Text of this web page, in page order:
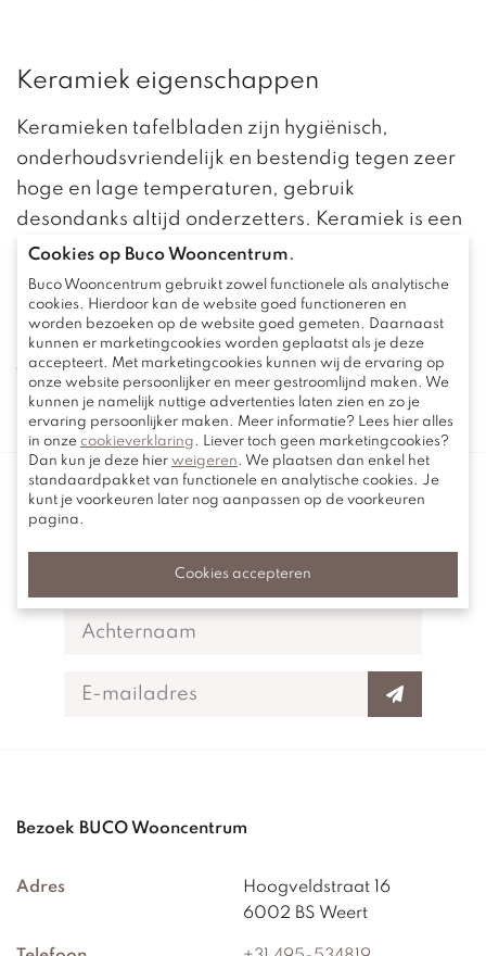
Keramiek eigenschappen
Keramieken tafelbladen zijn hygiënisch,
onderhoudsvriendelijk en bestendig tegen zeer
hoge en lage temperaturen, gebruik
desondanks altijd onderzetters. Keramiek is een
100% natuurlijk product wat betekent dat er zich
kleurverschillen, pigmentvlekken en
oneffenheden kunnen voordoen. Voor dagelijks
onderhoud is alleen een vochtige doek met
warm water of milde reinigingsmiddelen nodig.
Schrijf je in voor onze nieuwsbrief
Ontvang als eerste tips, inspiratie en
aanbiedingen in onze maandelijkse nieuwsbrief.
Bezoek BUCO Wooncentrum
Adres
Hoogveldstraat 16
6002 BS Weert
Cookies op Buco Wooncentrum.
Buco Wooncentrum gebruikt zowel functionele als analytische
cookies. Hierdoor kan de website goed functioneren en
worden bezoeken op de website goed gemeten. Daarnaast
kunnen er marketingcookies worden geplaatst als je deze
accepteert. Met marketingcookies kunnen wij de ervaring op
onze website persoonlijker en meer gestroomlijnd maken. We
kunnen je namelijk nuttige advertenties laten zien en zo je
ervaring persoonlijker maken. Meer informatie? Lees hier alles
in onze cookieverklaring. Liever toch geen marketingcookies?
Dan kun je deze hier weigeren. We plaatsen dan enkel het
standaardpakket van functionele en analytische cookies. Je
kunt je voorkeuren later nog aanpassen op de voorkeuren
pagina.
Cookies accepteren